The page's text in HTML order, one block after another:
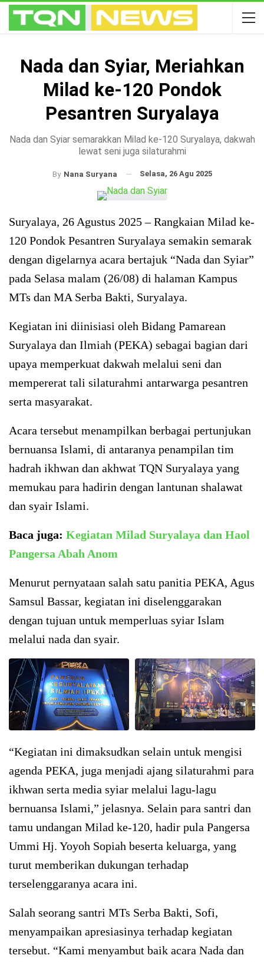
Nada dan Syiar, Meriahkan
Milad ke-120 Pondok
Pesantren Suryalaya
Nada dan Syiar semarakkan Milad ke-120 Suryalaya, dakwah
lewat seni juga silaturahmi
By Nana Suryana Selasa, 26 Agu 2025
Suryalaya, 26 Agustus 2025 – Rangkaian Milad ke-
120 Pondok Pesantren Suryalaya semakin semarak
dengan digelarnya acara bertajuk “Nada dan Syiar”
pada Selasa malam (26/08) di halaman Kampus
MTs dan MA Serba Bakti, Suryalaya.
Kegiatan ini diinisiasi oleh Bidang Pamarean
Suryalaya dan Ilmiah (PEKA) sebagai bagian dari
upaya memperkuat dakwah melalui seni dan
mempererat tali silaturahmi antarwarga pesantren
serta masyarakat.
Acara tersebut menampilkan berbagai pertunjukan
bernuansa Islami, di antaranya penampilan tim
hadrah ikhwan dan akhwat TQN Suryalaya yang
memukau para hadirin dengan lantunan shalawat
dan syair Islami.
Baca juga: Kegiatan Milad Suryalaya dan Haol
Pangersa Abah Anom
Menurut pernyataan salah satu panitia PEKA, Agus
Samsul Bassar, kegiatan ini diselenggarakan
dengan tujuan untuk memperluas syiar Islam
melalui nada dan syair.
“Kegiatan ini dimaksudkan selain untuk mengisi
agenda PEKA, juga menjadi ajang silaturahmi para
ikhwan serta media syiar melalui lagu-lagu
bernuansa Islami,” jelasnya. Selain para santri dan
tamu undangan Milad ke-120, hadir pula Pangersa
Ummi Hj. Yoyoh Sopiah beserta keluarga, yang
turut memberikan dukungan terhadap
terselenggaranya acara ini.
Salah seorang santri MTs Serba Bakti, Sofi,
menyampaikan apresiasinya terhadap kegiatan
tersebut. “Kami menyambut baik acara Nada dan